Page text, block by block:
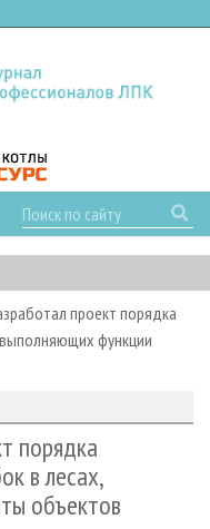
проект порядка
функции
порядка
в лесах,
объектов